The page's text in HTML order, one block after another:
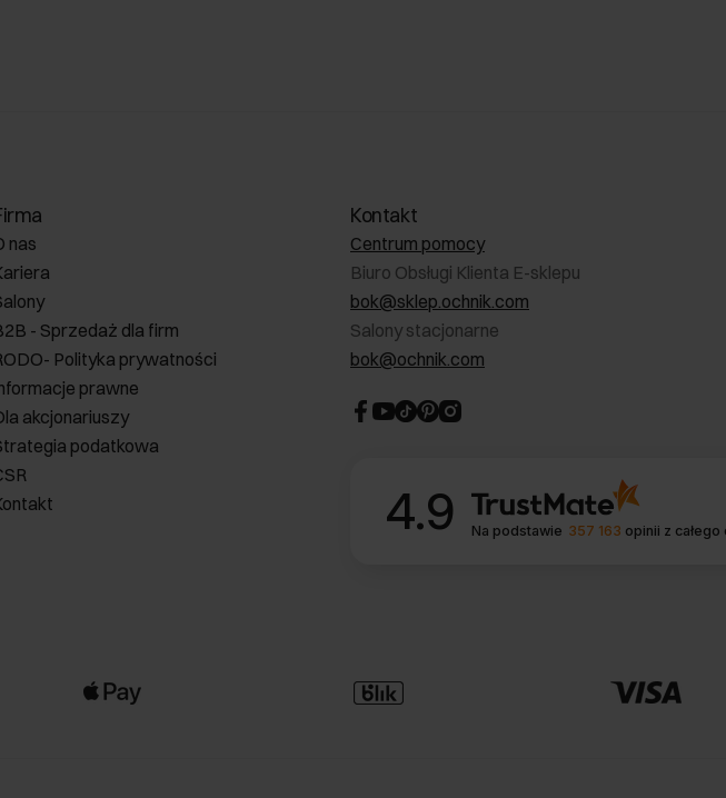
nas
- Sprzedaż dla firm
Polityka prywatności
prawne
akcjonariuszy
podatkowa
Kontakt
Centrum pomocy
Biuro Obsługi Klienta E-sklepu
bok@sklep.ochnik.com
Salony stacjonarne
bok@ochnik.com
4.9 Na podstawie 357 163 opinii z